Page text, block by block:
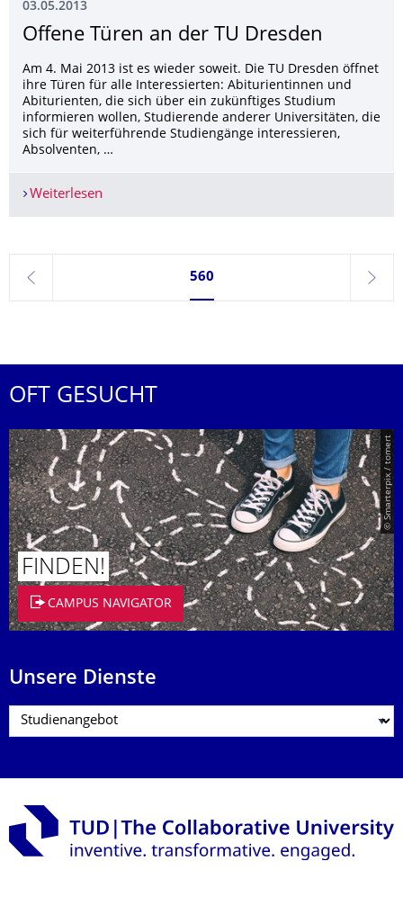
03.05.2013
Offene Türen an der TU Dresden
Am 4. Mai 2013 ist es wieder soweit. Die TU Dresden öffnet
ihre Türen für alle Interessierten: Abiturientinnen und
Abiturienten, die sich über ein zukünftiges Studium
informieren wollen, Studierende anderer Universitäten, die
sich für weiterführende Studiengänge interessieren,
Absolventen, …
Weiterlesen
zurück
Seite 560, aktuell ausgewählt
560
weiter
OFT GESUCHT
© Smarterpix / tomert
FINDEN!
CAMPUS NAVIGATOR
Unsere Dienste